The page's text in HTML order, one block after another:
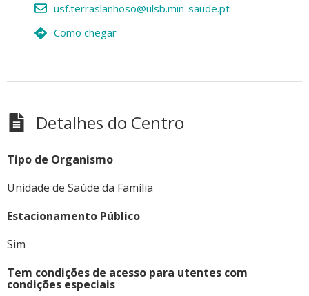
usf.terraslanhoso@ulsb.min-saude.pt
Como chegar
Detalhes do Centro
Tipo de Organismo
Unidade de Saúde da Família
Estacionamento Público
Sim
Tem condições de acesso para utentes com
condições especiais